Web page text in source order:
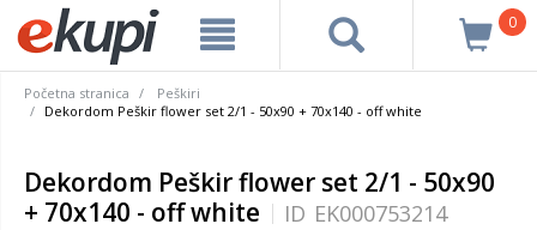
0
Početna stranica
Peškiri
Dekordom Peškir flower set 2/1 - 50x90 + 70x140 - off white
Dekordom Peškir flower set 2/1 - 50x90
+ 70x140 - off white
ID EK000753214